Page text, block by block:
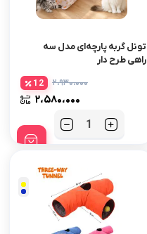
تونل گربه پارچه‌ای مدل سه
راهی طرح دار
۲،۹۳۰،۰۰۰
۲،۵۸۰،۰۰۰
12
تعداد